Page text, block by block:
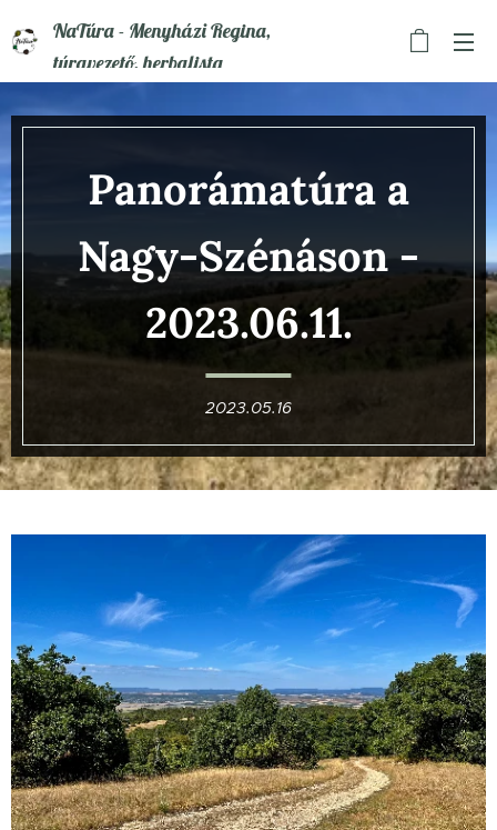
NaTúra - Menyházi Regina,
túravezető, herbalista
Panorámatúra a
Nagy-Szénáson -
2023.06.11.
2023.05.16